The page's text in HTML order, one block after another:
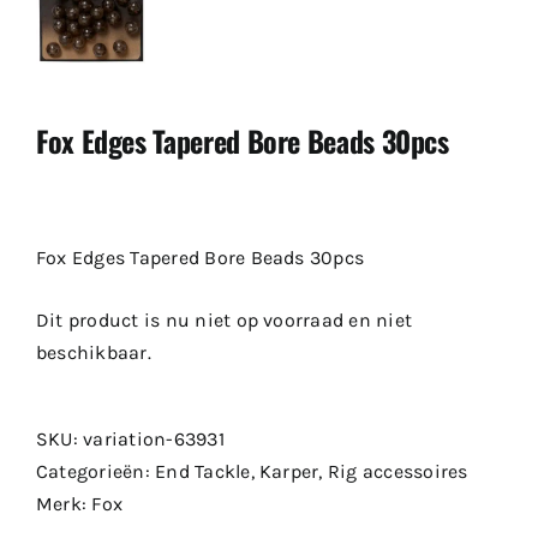
Fox Edges Tapered Bore Beads 30pcs
Fox Edges Tapered Bore Beads 30pcs
Dit product is nu niet op voorraad en niet
beschikbaar.
SKU:variation-63931
Categorieën: End Tackle, Karper, Rig accessoires
Merk: Fox